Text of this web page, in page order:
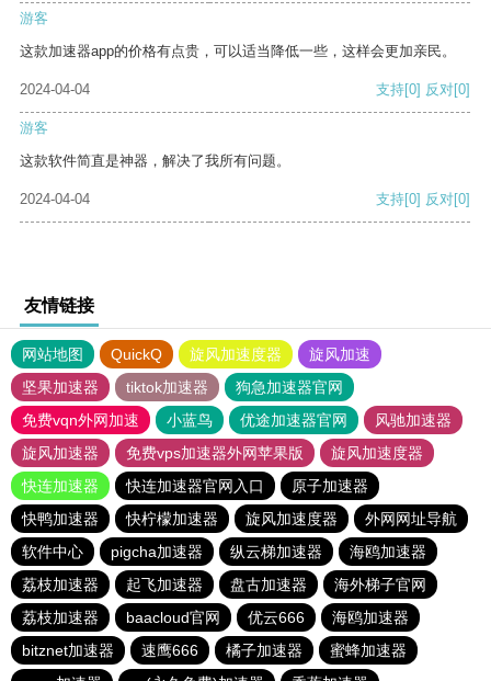
游客
这款加速器app的价格有点贵，可以适当降低一些，这样会更加亲民。
2024-04-04 支持[0] 反对[0]
游客
这款软件简直是神器，解决了我所有问题。
2024-04-04 支持[0] 反对[0]
友情链接
网站地图 QuickQ 旋风加速度器
旋风加速
坚果加速器
tiktok加速器
狗急加速器官网
免费vqn外网加速
小蓝鸟 优途加速器官网
风驰加速器
旋风加速器
免费vps加速器外网苹果版
旋风加速度器
快连加速器
快连加速器官网入口
原子加速器
快鸭加速器
快柠檬加速器 旋风加速度器
外网网址导航
软件中心
pigcha加速器 纵云梯加速器
海鸥加速器
荔枝加速器
起飞加速器 盘古加速器
海外梯子官网
荔枝加速器
baacloud官网 优云666
海鸥加速器
bitznet加速器
速鹰666 橘子加速器
蜜蜂加速器